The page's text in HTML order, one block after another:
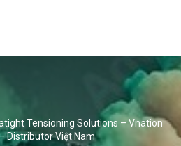
Tensioning Solutions – Vnation
Distributor Việt Nam